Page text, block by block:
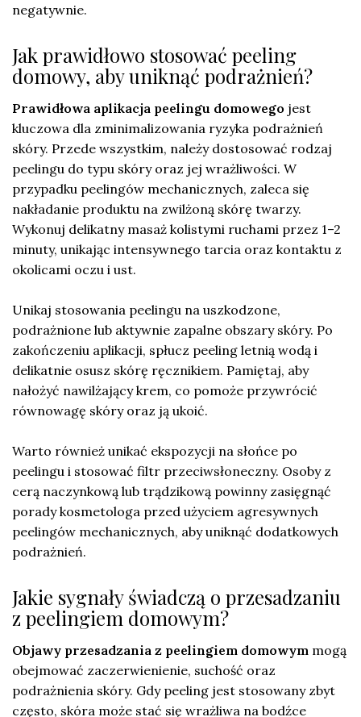
negatywnie.
Jak prawidłowo stosować peeling
domowy, aby uniknąć podrażnień?
Prawidłowa aplikacja peelingu domowego jest
kluczowa dla zminimalizowania ryzyka podrażnień
skóry. Przede wszystkim, należy dostosować rodzaj
peelingu do typu skóry oraz jej wrażliwości. W
przypadku peelingów mechanicznych, zaleca się
nakładanie produktu na zwilżoną skórę twarzy.
Wykonuj delikatny masaż kolistymi ruchami przez 1–2
minuty, unikając intensywnego tarcia oraz kontaktu z
okolicami oczu i ust.
Unikaj stosowania peelingu na uszkodzone,
podrażnione lub aktywnie zapalne obszary skóry. Po
zakończeniu aplikacji, spłucz peeling letnią wodą i
delikatnie osusz skórę ręcznikiem. Pamiętaj, aby
nałożyć nawilżający krem, co pomoże przywrócić
równowagę skóry oraz ją ukoić.
Warto również unikać ekspozycji na słońce po
peelingu i stosować filtr przeciwsłoneczny. Osoby z
cerą naczynkową lub trądzikową powinny zasięgnąć
porady kosmetologa przed użyciem agresywnych
peelingów mechanicznych, aby uniknąć dodatkowych
podrażnień.
Jakie sygnały świadczą o przesadzaniu
z peelingiem domowym?
Objawy przesadzania z peelingiem domowym mogą
obejmować zaczerwienienie, suchość oraz
podrażnienia skóry. Gdy peeling jest stosowany zbyt
często, skóra może stać się wrażliwa na bodźce